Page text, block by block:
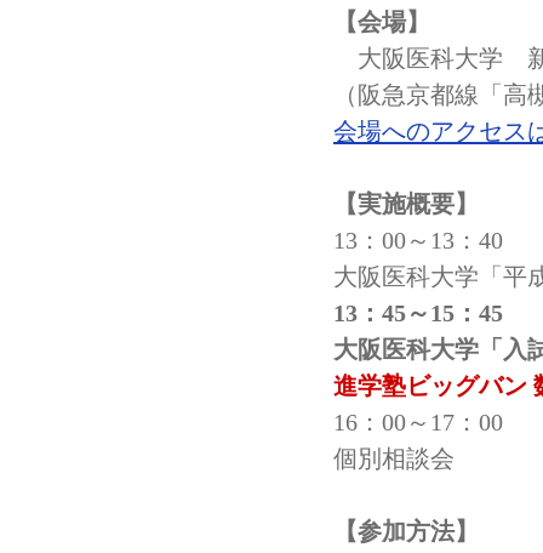
【会場】
大阪医科大学
（阪急京都線「
会場へのアクセス
【実施概要】
13：00～13：40
大阪医科大学「平
13：45～15：45
大阪医科大学「入
進学塾ビッグバ
16：00～17：00
個別相談会
【参加方法】